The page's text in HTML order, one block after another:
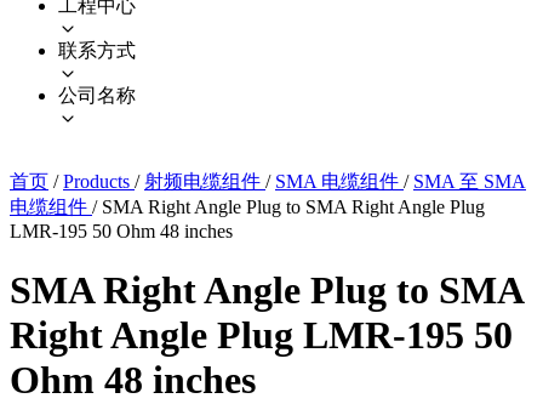
工程中心
联系方式
公司名称
首页 / Products / 射频电缆组件 / SMA 电缆组件 / SMA 至 SMA
电缆组件 / SMA Right Angle Plug to SMA Right Angle Plug
LMR-195 50 Ohm 48 inches
SMA Right Angle Plug to SMA
Right Angle Plug LMR-195 50
Ohm 48 inches